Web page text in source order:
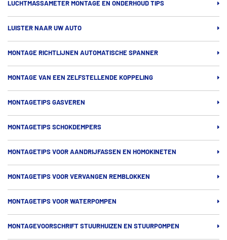
LUCHTMASSAMETER MONTAGE EN ONDERHOUD TIPS
LUISTER NAAR UW AUTO
MONTAGE RICHTLIJNEN AUTOMATISCHE SPANNER
MONTAGE VAN EEN ZELFSTELLENDE KOPPELING
MONTAGETIPS GASVEREN
MONTAGETIPS SCHOKDEMPERS
MONTAGETIPS VOOR AANDRIJFASSEN EN HOMOKINETEN
MONTAGETIPS VOOR VERVANGEN REMBLOKKEN
MONTAGETIPS VOOR WATERPOMPEN
MONTAGEVOORSCHRIFT STUURHUIZEN EN STUURPOMPEN